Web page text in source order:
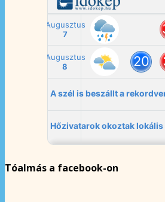
Tóalmás a facebook-on